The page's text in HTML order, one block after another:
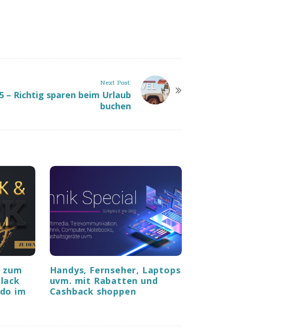
Next Post:
– Richtig sparen beim Urlaub
buchen
im
Handys, Fernseher, Laptops
uvm. mit Rabatten und
Cashback shoppen